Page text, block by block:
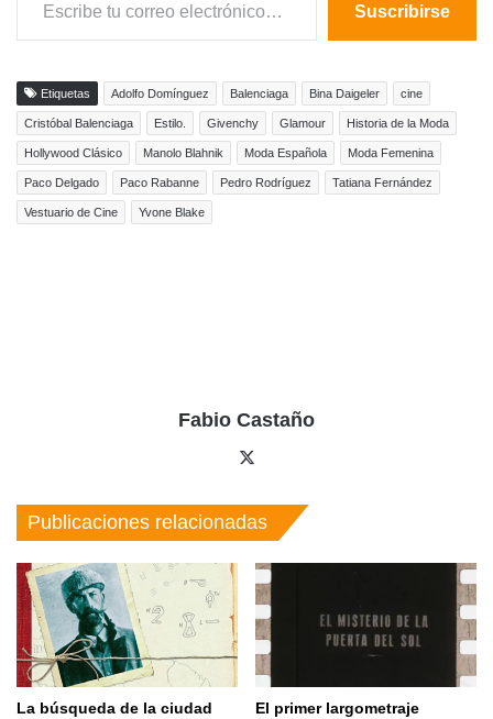
Suscribirse
Etiquetas Adolfo Domínguez Balenciaga Bina Daigeler cine
Cristóbal Balenciaga Estilo. Givenchy Glamour Historia de la Moda
Hollywood Clásico Manolo Blahnik Moda Española Moda Femenina
Paco Delgado Paco Rabanne Pedro Rodríguez Tatiana Fernández
Vestuario de Cine Yvone Blake
Fabio Castaño
Publicaciones relacionadas
La búsqueda de la ciudad
El primer largometraje